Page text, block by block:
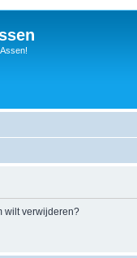
wilt verwijderen?